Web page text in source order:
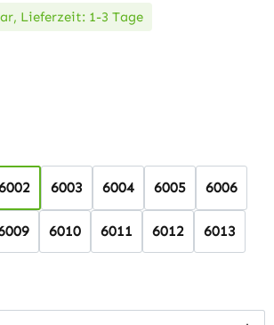
Lieferzeit: 1-3 Tage
6003 6004 6005 6006
6010 6011 6012 6013